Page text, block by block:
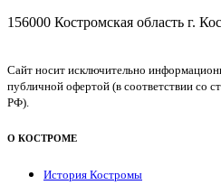
156000 Костромская область г.
Сайт носит исключительно
публичной офертой (в соответствии со
РФ).
О КОСТРОМЕ
История Костромы